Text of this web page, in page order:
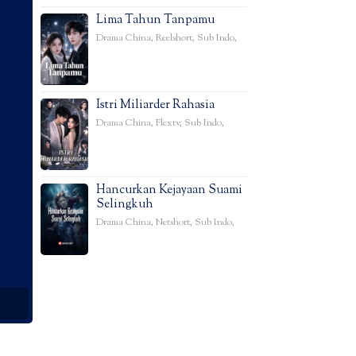
Lima Tahun Tanpamu
Drama China, Reelshort, Sub Indo,
Istri Miliarder Rahasia
Drama China, Flextv, Sub Indo,
Hancurkan Kejayaan Suami
Selingkuh
Drama China, Netshort, Sub Indo,